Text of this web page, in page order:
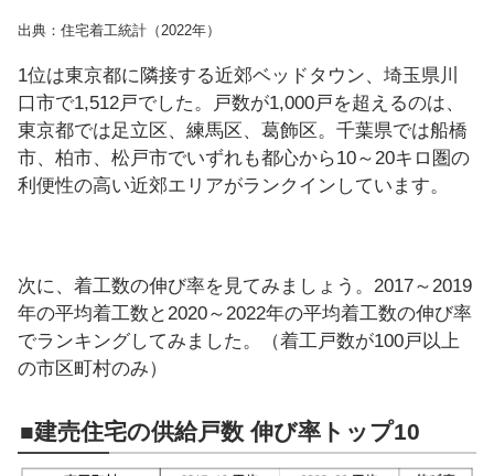
出典：住宅着工統計（2022年）
1位は東京都に隣接する近郊ベッドタウン、埼玉県川
口市で1,512戸でした。戸数が1,000戸を超えるのは、
東京都では足立区、練馬区、葛飾区。千葉県では船橋
市、柏市、松戸市でいずれも都心から10～20キロ圏の
利便性の高い近郊エリアがランクインしています。
次に、着工数の伸び率を見てみましょう。2017～2019
年の平均着工数と2020～2022年の平均着工数の伸び率
でランキングしてみました。（着工戸数が100戸以上
の市区町村のみ）
■建売住宅の供給戸数 伸び率トップ10